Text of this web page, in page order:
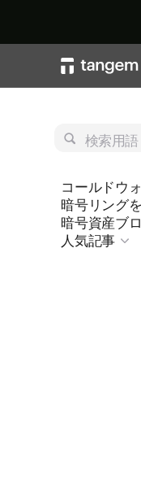
検索用語
コールドウ
暗号リング
暗号資産ブ
人気記事